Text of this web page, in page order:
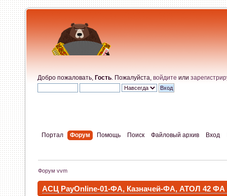
Добро пожаловать, Гость . Пожалуйста, войдите или
Портал Форум Помощь Поиск Файловый архив Вход
Форум vvm
АСЦ PayOnline-01-ФА, Казначей-ФА, АТОЛ 42 ФА